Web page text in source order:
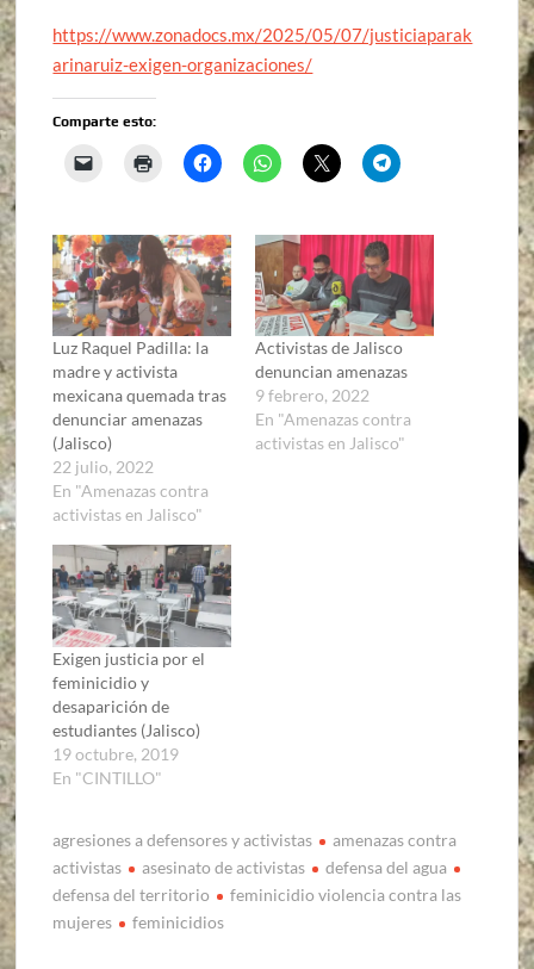
https://www.zonadocs.mx/2025/05/07/justiciaparak
arinaruiz-exigen-organizaciones/
Comparte esto:
Luz Raquel Padilla: la
madre y activista
mexicana quemada tras
denunciar amenazas
(Jalisco)
22 julio, 2022
En "Amenazas contra
activistas en Jalisco"
Activistas de Jalisco
denuncian amenazas
9 febrero, 2022
En "Amenazas contra
activistas en Jalisco"
Exigen justicia por el
feminicidio y
desaparición de
estudiantes (Jalisco)
19 octubre, 2019
En "CINTILLO"
agresiones a defensores y activistas
amenazas contra
activistas
asesinato de activistas
defensa del agua
defensa del territorio
feminicidio violencia contra las
mujeres
feminicidios